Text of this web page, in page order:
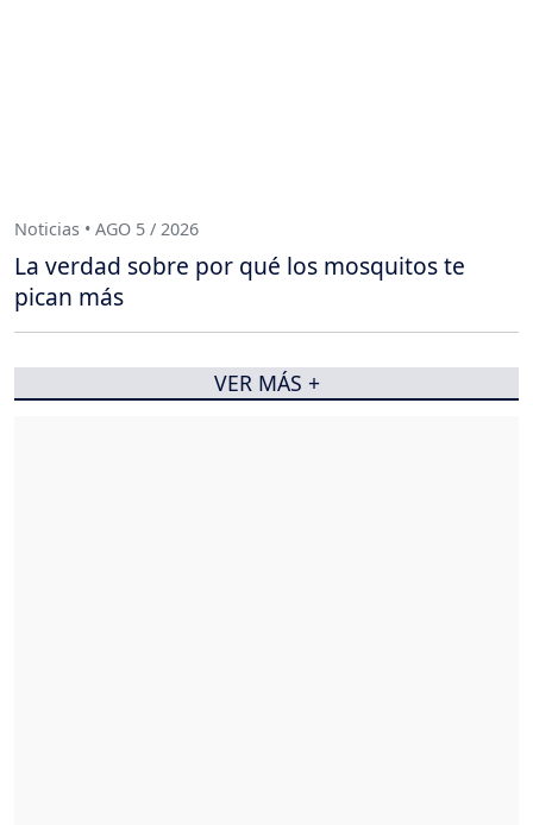
Noticias • AGO 5 / 2026
La verdad sobre por qué los mosquitos te
pican más
VER MÁS +